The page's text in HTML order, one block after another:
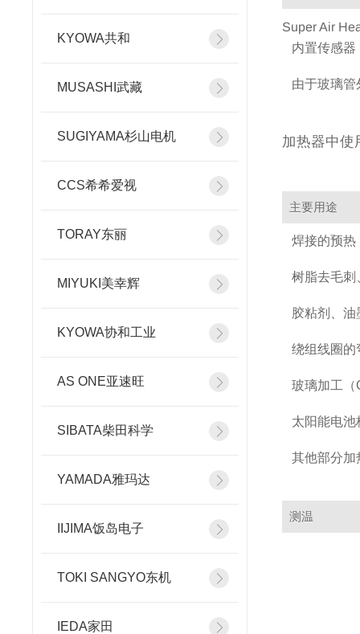
KYOWA共和
MUSASHI武藏
SUGIYAMA杉山电机
CCS希希爱视
TORAY东丽
MIYUKI美幸辉
KYOWA协和工业
AS ONE亚速旺
SIBATA柴田科学
YAMADA雅玛达
IIJIMA饭岛电子
TOKI SANGYO东机
IEDA家田
Super Air
内置传感器
由于玻璃
加热器中使
主要用途
焊接的预热
树脂去毛刺
胶粘剂、
绕组线圈的
玻璃加工（
太阳能电池
其他部分加
测温